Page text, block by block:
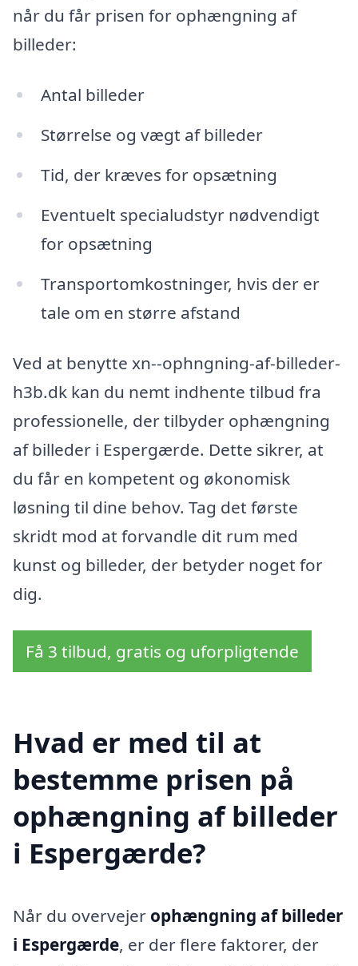
når du får prisen for ophængning af
billeder:
Antal billeder
Størrelse og vægt af billeder
Tid, der kræves for opsætning
Eventuelt specialudstyr nødvendigt
for opsætning
Transportomkostninger, hvis der er
tale om en større afstand
Ved at benytte xn--ophngning-af-billeder-
h3b.dk kan du nemt indhente tilbud fra
professionelle, der tilbyder ophængning
af billeder i Espergærde. Dette sikrer, at
du får en kompetent og økonomisk
løsning til dine behov. Tag det første
skridt mod at forvandle dit rum med
kunst og billeder, der betyder noget for
dig.
Få 3 tilbud, gratis og uforpligtende
Hvad er med til at
bestemme prisen på
ophængning af billeder
i Espergærde?
Når du overvejer ophængning af billeder
i Espergærde, er der flere faktorer, der